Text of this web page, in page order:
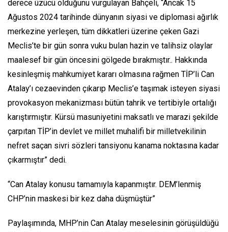
derece üzücü olduğunu vurgulayan Bahçeli, “Ancak 15
Ağustos 2024 tarihinde dünyanın siyasi ve diplomasi ağırlık
merkezine yerleşen, tüm dikkatleri üzerine çeken Gazi
Meclis’te bir gün sonra vuku bulan hazin ve talihsiz olaylar
maalesef bir gün öncesini gölgede bırakmıştır.. Hakkında
kesinleşmiş mahkumiyet kararı olmasına rağmen TİP’li Can
Atalay’ı cezaevinden çıkarıp Meclis’e taşımak isteyen siyasi
provokasyon mekanizması bütün tahrik ve tertibiyle ortalığı
karıştırmıştır. Kürsü masuniyetini maksatlı ve marazi şekilde
çarpıtan TİP’in devlet ve millet muhalifi bir milletvekilinin
nefret saçan sivri sözleri tansiyonu kanama noktasına kadar
çıkarmıştır” dedi.
“Can Atalay konusu tamamıyla kapanmıştır. DEM’lenmiş
CHP’nin maskesi bir kez daha düşmüştür”
Paylaşımında, MHP’nin Can Atalay meselesinin görüşüldüğü